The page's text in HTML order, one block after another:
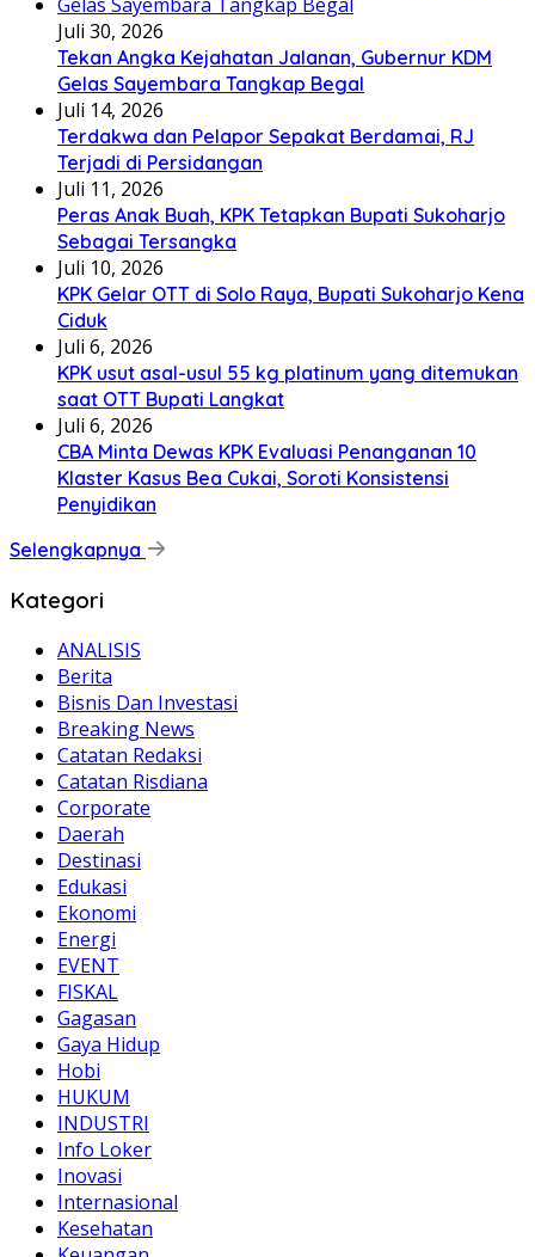
Juli 30, 2026
Tekan Angka Kejahatan Jalanan, Gubernur KDM
Gelas Sayembara Tangkap Begal
Juli 14, 2026
Terdakwa dan Pelapor Sepakat Berdamai, RJ
Terjadi di Persidangan
Juli 11, 2026
Peras Anak Buah, KPK Tetapkan Bupati Sukoharjo
Sebagai Tersangka
Juli 10, 2026
KPK Gelar OTT di Solo Raya, Bupati Sukoharjo Kena
Ciduk
Juli 6, 2026
KPK usut asal-usul 55 kg platinum yang ditemukan
saat OTT Bupati Langkat
Juli 6, 2026
CBA Minta Dewas KPK Evaluasi Penanganan 10
Klaster Kasus Bea Cukai, Soroti Konsistensi
Penyidikan
Selengkapnya
Kategori
ANALISIS
Berita
Bisnis Dan Investasi
Breaking News
Catatan Redaksi
Catatan Risdiana
Corporate
Daerah
Destinasi
Edukasi
Ekonomi
Energi
EVENT
FISKAL
Gagasan
Gaya Hidup
Hobi
HUKUM
INDUSTRI
Info Loker
Inovasi
Internasional
Kesehatan